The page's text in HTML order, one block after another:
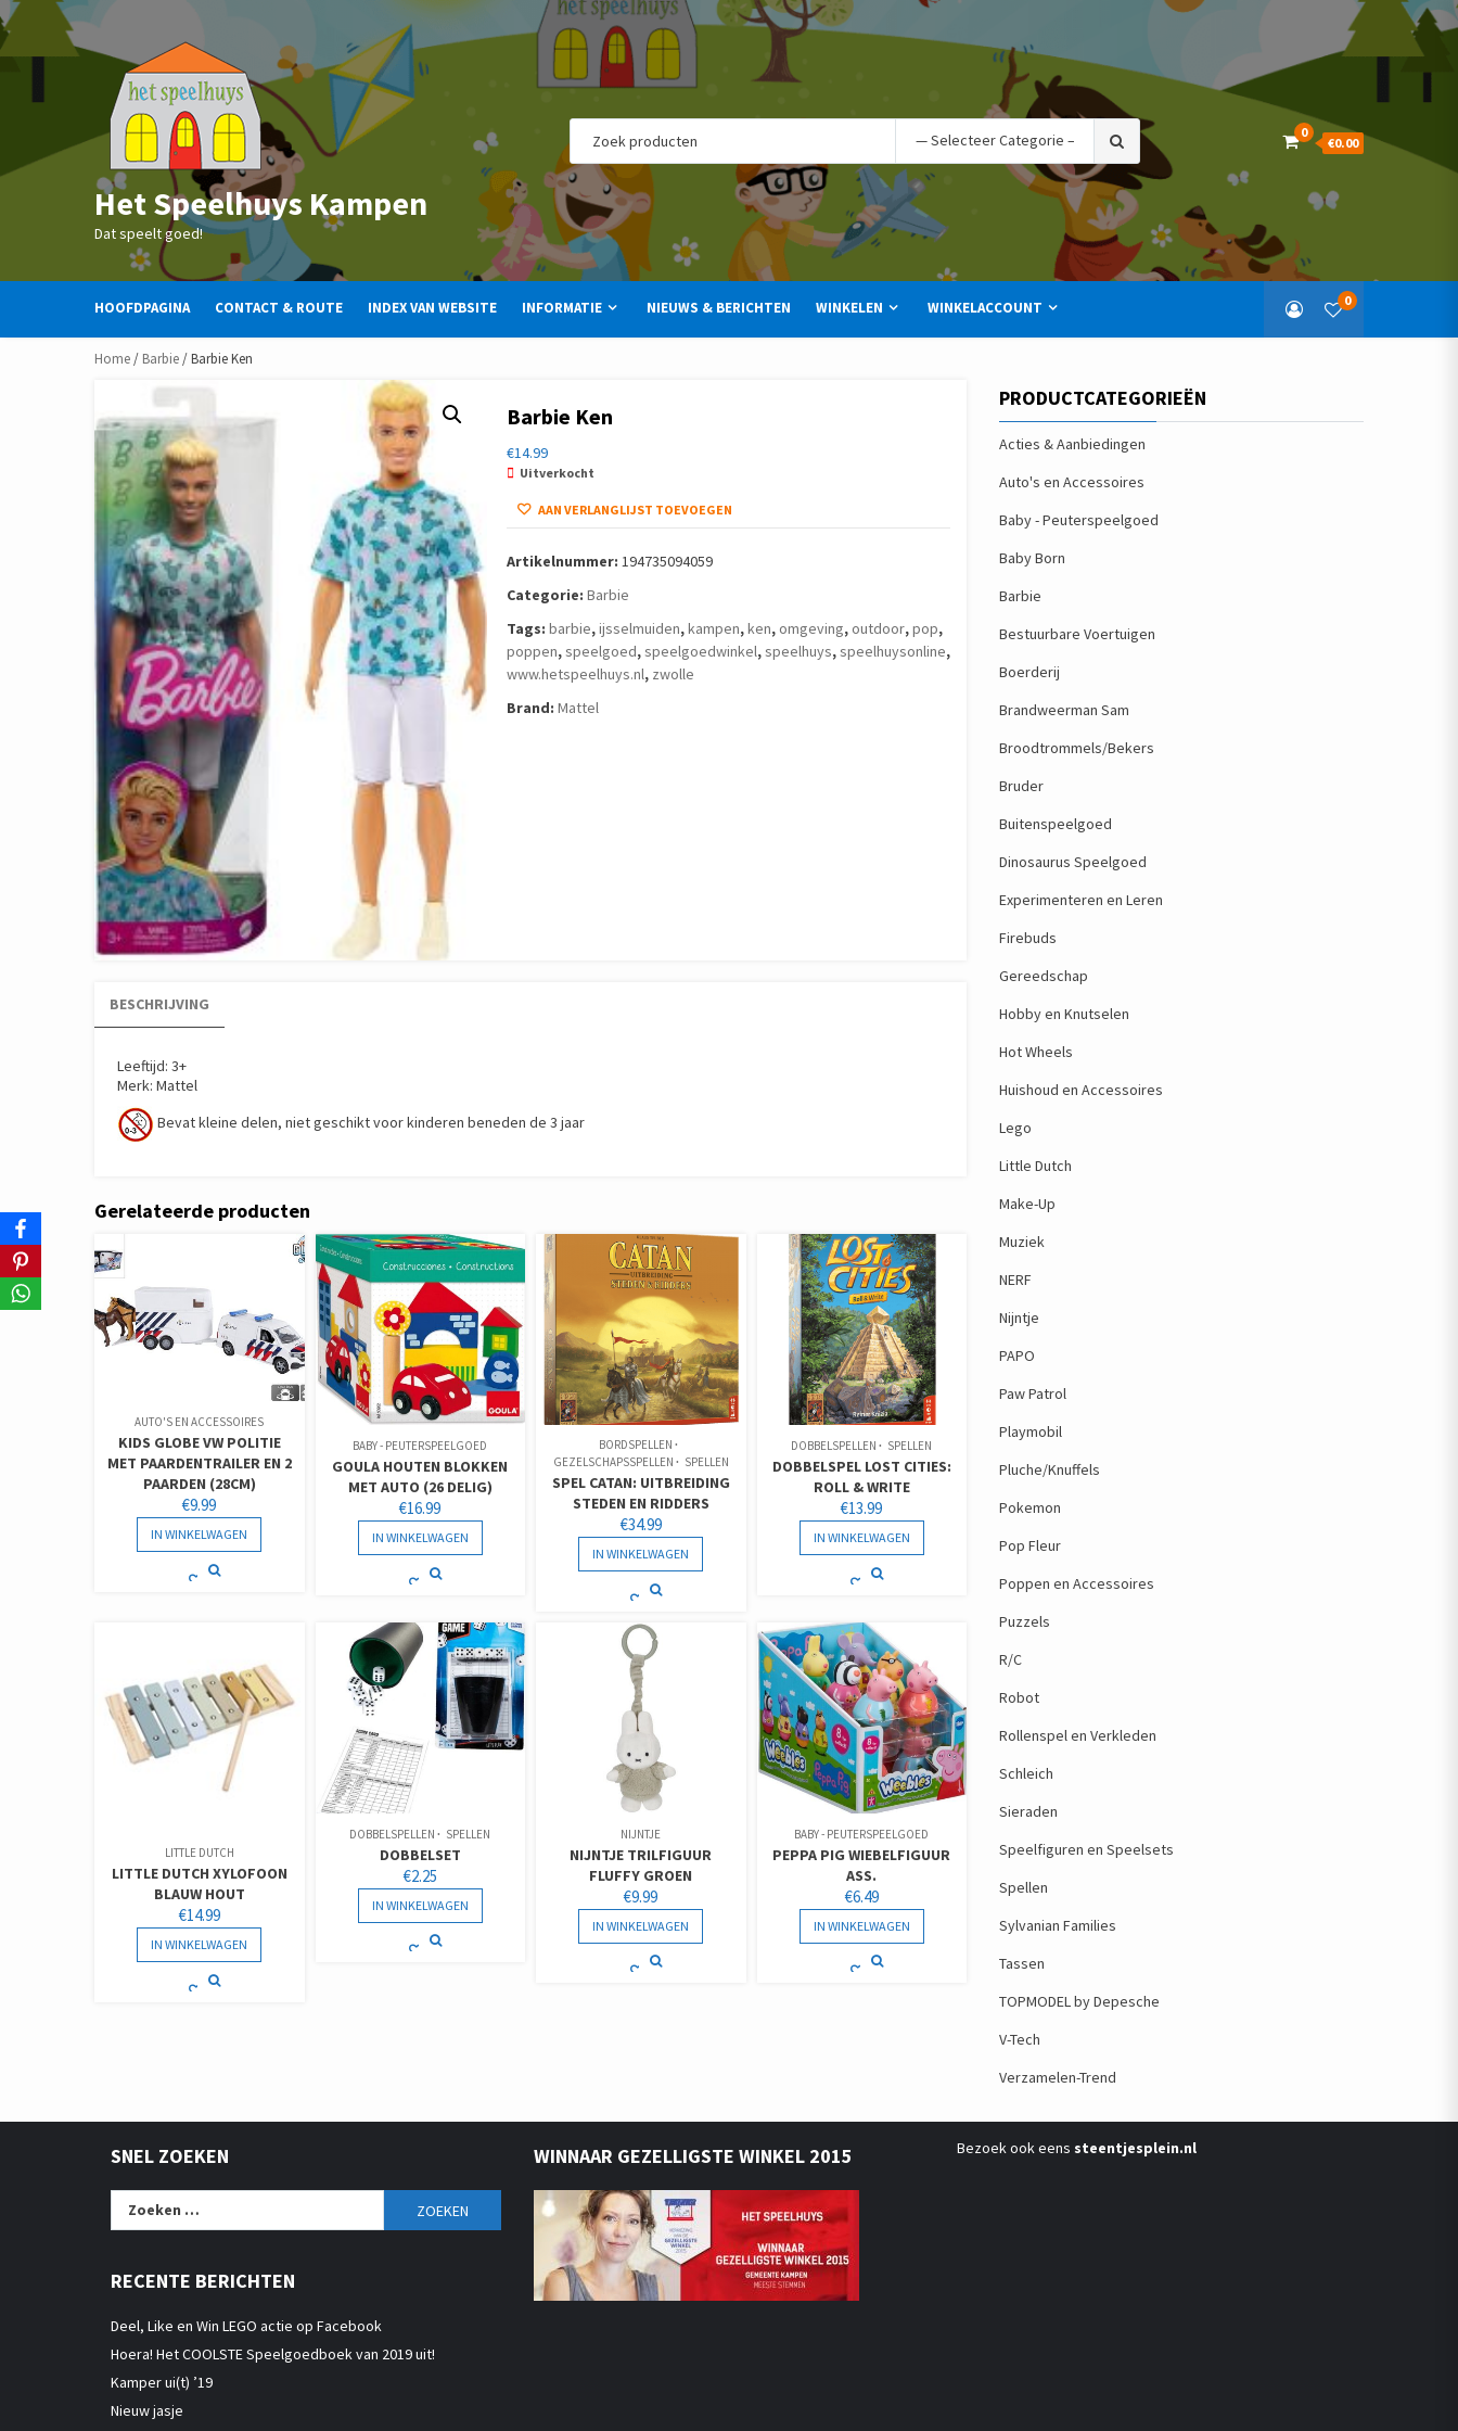
Skip
to
content
Het Speelhuys Kampen
Dat speelt goed!
Search
for:
0
€0.00
HOOFDPAGINA CONTACT & ROUTE INDEX VAN WEBSITE INFORMATIE NIEUWS & BERICHTEN WINKELEN WINKELACCOUNT 0
Home/ Barbie/ Barbie Ken
Barbie Ken
€14.99
Uitverkocht
AAN VERLANGLIJST TOEVOEGEN
Artikelnummer: 194735094059
Categorie: Barbie
Tags: barbie,ijsselmuiden,kampen,ken, omgeving, outdoor,pop,
poppen,speelgoed,speelgoedwinkel,speelhuys,speelhuysonline,
www.hetspeelhuys.nl, zwolle
Brand: Mattel
BESCHRIJVING
Leeftijd: 3+
Merk: Mattel
Bevat kleine delen, niet geschikt voor kinderen beneden de 3 jaar
Gerelateerde producten
AUTO'S EN ACCESSOIRES
KIDS GLOBE VW POLITIE
MET PAARDENTRAILER EN 2
PAARDEN (28CM)
€9.99
IN WINKELWAGEN
BABY - PEUTERSPEELGOED
GOULA HOUTEN BLOKKEN
MET AUTO (26 DELIG)
€16.99
IN WINKELWAGEN
BORDSPELLEN
GEZELSCHAPSSPELLEN
SPELLEN
SPEL CATAN: UITBREIDING
STEDEN EN RIDDERS
€34.99
IN WINKELWAGEN
DOBBELSPELLEN SPELLEN
DOBBELSPEL LOST CITIES:
ROLL & WRITE
€13.99
IN WINKELWAGEN
LITTLE DUTCH
LITTLE DUTCH XYLOFOON
BLAUW HOUT
€14.99
IN WINKELWAGEN
DOBBELSPELLEN SPELLEN
DOBBELSET
€2.25
IN WINKELWAGEN
NIJNTJE
NIJNTJE TRILFIGUUR
FLUFFY GROEN
€9.99
IN WINKELWAGEN
BABY - PEUTERSPEELGOED
PEPPA PIG WIEBELFIGUUR
ASS.
€6.49
IN WINKELWAGEN
PRODUCTCATEGORIEËN
Acties & Aanbiedingen
Auto's en Accessoires
Baby - Peuterspeelgoed
Baby Born
Barbie
Bestuurbare Voertuigen
Boerderij
Brandweerman Sam
Broodtrommels/Bekers
Bruder
Buitenspeelgoed
Dinosaurus Speelgoed
Experimenteren en Leren
Firebuds
Gereedschap
Hobby en Knutselen
Hot Wheels
Huishoud en Accessoires
Lego
Little Dutch
Make-Up
Muziek
NERF
Nijntje
PAPO
Paw Patrol
Playmobil
Pluche/Knuffels
Pokemon
Pop Fleur
Poppen en Accessoires
Puzzels
R/C
Robot
Rollenspel en Verkleden
Schleich
Sieraden
Speelfiguren en Speelsets
Spellen
Sylvanian Families
Tassen
TOPMODEL by Depesche
V-Tech
Verzamelen-Trend
SNEL ZOEKEN
Zoeken
RECENTE BERICHTEN
Deel, Like en Win LEGO actie op Facebook
Hoera! Het COOLSTE Speelgoedboek van 2019 uit!
Kamper ui(t) ’19
Nieuw jasje
WINNAAR GEZELLIGSTE WINKEL 2015 Bezoek ook eens steentjesplein.nl